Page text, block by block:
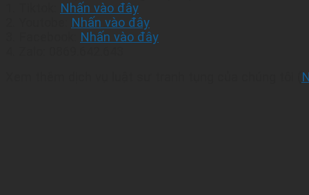
Nhấn vào đây
Nhấn vào đây
Nhấn vào đây